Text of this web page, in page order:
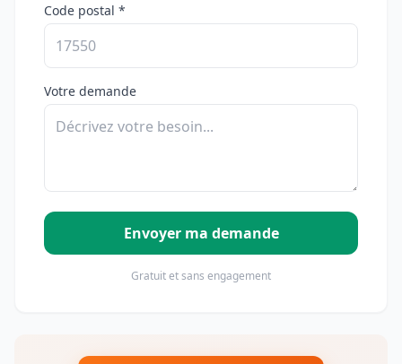
Code postal *
Votre demande
Envoyer ma demande
Gratuit et sans engagement